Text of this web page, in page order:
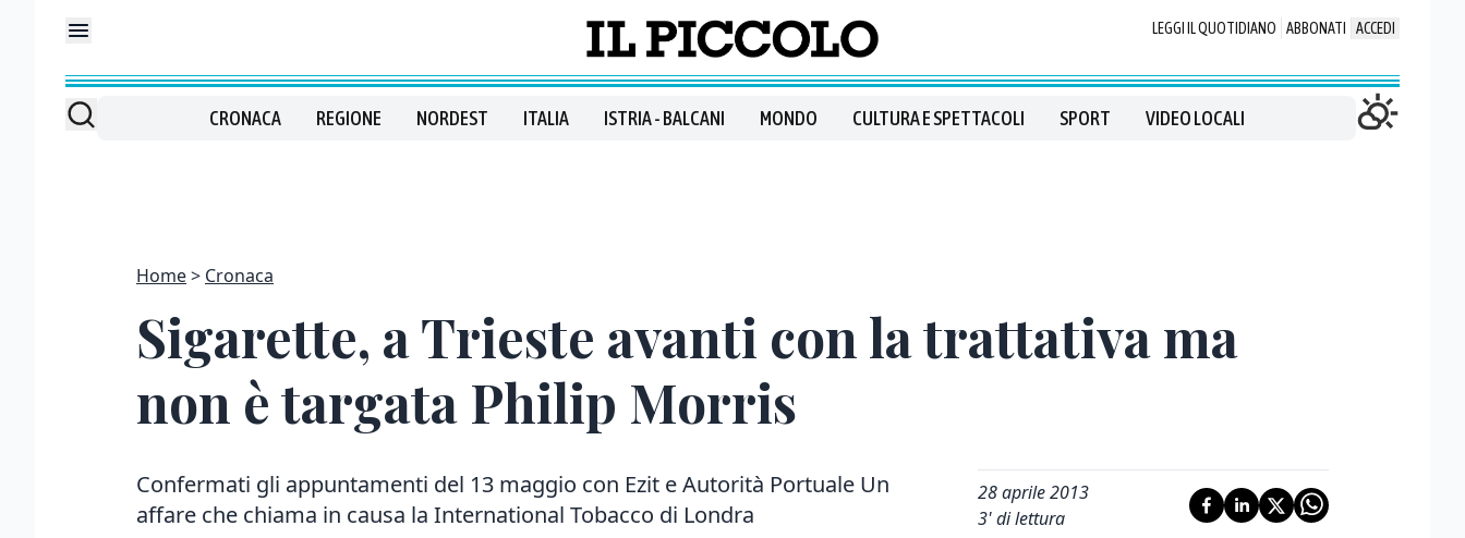
LEGGI IL QUOTIDIANO ABBONATI ACCEDI
CRONACA REGIONE NORDEST ITALIA ISTRIA - BALCANI MONDO CULTURA E SPETTACOLI SPORT VIDEO LOCALI
Home Cronaca
Sigarette, a Trieste avanti con la trattativa ma
non è targata Philip Morris
Confermati gli appuntamenti del 13 maggio con Ezit e Autorità Portuale Un
affare che chiama in causa la International Tobacco di Londra
28 aprile 2013
3' di lettura